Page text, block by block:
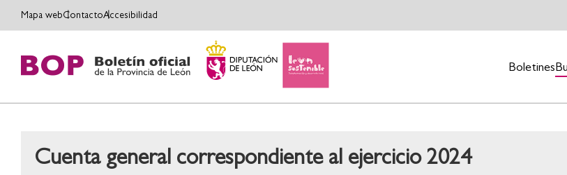
Mapa webContactoAccesibilidad
Boletines
Cuenta general correspondiente al ejercicio 2024